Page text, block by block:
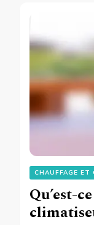
CHAUFFAGE ET
Qu’est-